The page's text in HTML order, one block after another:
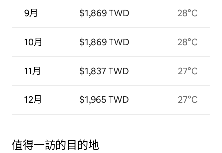
9月
10月
11月
12月
$1,869 TWD
$1,869 TWD
$1,837 TWD
$1,965 TWD
28°C
28°C
27°C
27°C
值得一訪的目的地